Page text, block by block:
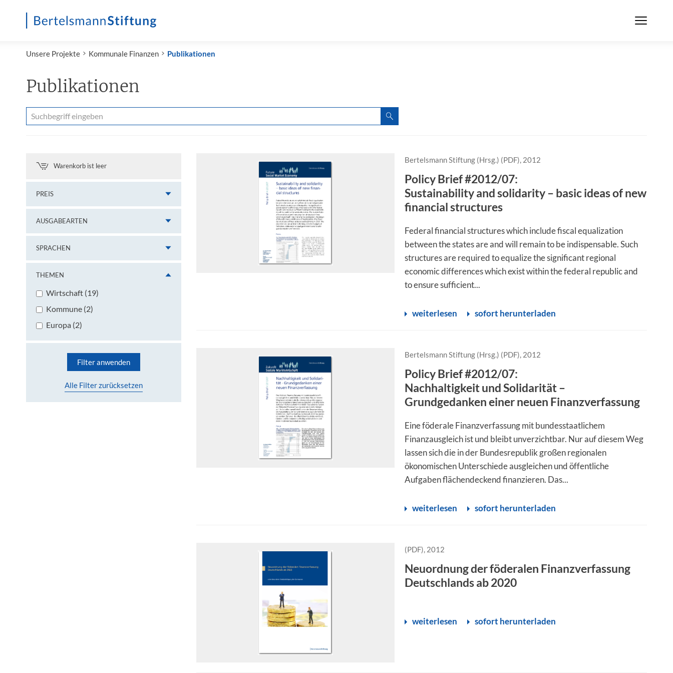
Unsere Projekte Kommunale Finanzen Publikationen
Publikationen
Warenkorb ist leer
PREIS
AUSGABEARTEN
SPRACHEN
THEMEN
Wirtschaft (19)
Kommune (2)
Europa (2)
Filter anwenden
Alle Filter zurücksetzen
Bertelsmann Stiftung (Hrsg.) (PDF), 2012
Policy Brief #2012/07:
Sustainability and solidarity – basic ideas of new
financial structures
Federal financial structures which include fiscal equalization
between the states are and will remain to be indispensable. Such
structures are required to equalize the significant regional
economic differences which exist within the federal republic and
to ensure sufficient...
weiterlesen sofort herunterladen
Bertelsmann Stiftung (Hrsg.) (PDF), 2012
Policy Brief #2012/07:
Nachhaltigkeit und Solidarität –
Grundgedanken einer neuen Finanzverfassung
Eine föderale Finanzverfassung mit bundesstaatlichem
Finanzausgleich ist und bleibt unverzichtbar. Nur auf diesem Weg
lassen sich die in der Bundesrepublik großen regionalen
ökonomischen Unterschiede ausgleichen und öffentliche
Aufgaben flächendeckend finanzieren. Das...
weiterlesen sofort herunterladen
(PDF), 2012
Neuordnung der föderalen Finanzverfassung
Deutschlands ab 2020
weiterlesen sofort herunterladen